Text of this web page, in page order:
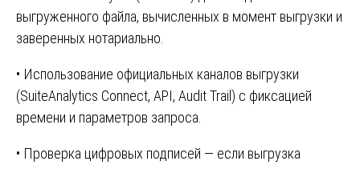
выгруженного файла, вычисленных в момент выгрузки и
заверенных нотариально.
• Использование официальных каналов выгрузки
(SuiteAnalytics Connect, API, Audit Trail) с фиксацией
времени и параметров запроса.
• Проверка цифровых подписей — если выгрузка